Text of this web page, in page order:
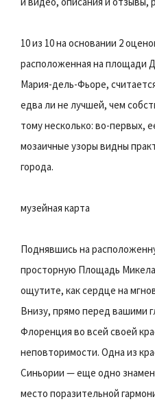
10 из 10 на основании 2
расположенная на площади
Мария-дель-Фьоре,
едва ли не лучшей, чем
тому несколько: во-первых,
мозаичные узоры видны
города.
музейная карта
Поднявшись на
просторную Площадь
ощутите, как сердце на
Внизу, прямо перед вашими
Флоренция во всей своей
неповторимости. Одна из
Синьории — еще одно
место поразительной